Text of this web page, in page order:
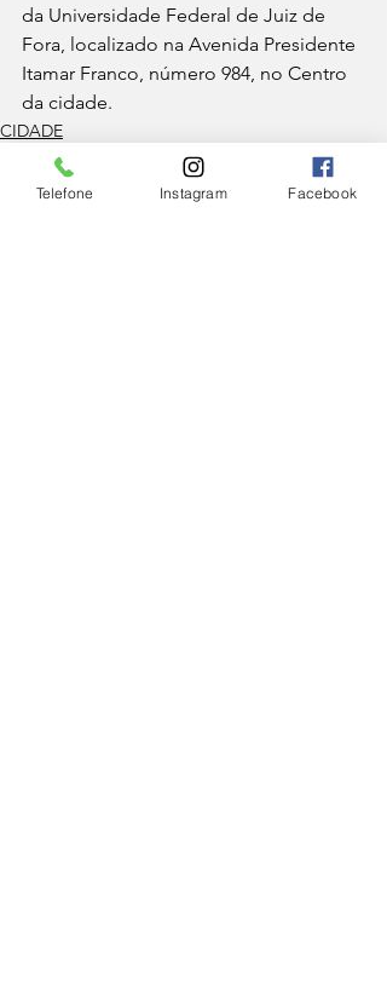
da Universidade Federal de Juiz de
Fora, localizado na Avenida Presidente
Itamar Franco, número 984, no Centro
da cidade.
CIDADE
Telefone Instagram Facebook